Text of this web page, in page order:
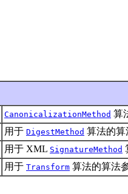
CanonicalizationMethod 算
用于 DigestMethod 算法的算
用于 XML SignatureMethod
用于 Transform 算法的算法